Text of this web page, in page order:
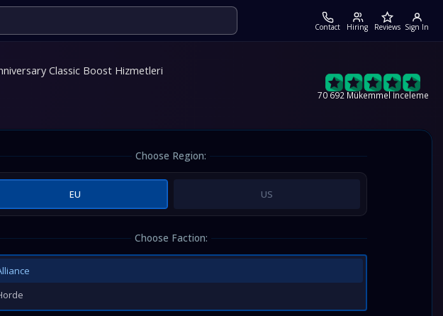
Contact Hiring Reviews Sign In
Classic Boost Hizmetleri
70 692 Mükemmel İnceleme
Choose Region:
EU US
Choose Faction: